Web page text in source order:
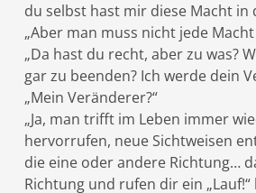
du selbst hast mir diese Macht in
„Aber man muss nicht jede
„Da hast du recht, aber zu was?
gar zu beenden? Ich werde dein
„Mein Veränderer?“
„Ja, man trifft im Leben immer
hervorrufen, neue Sichtweisen
die eine oder andere Richtung…
Richtung und rufen dir ein